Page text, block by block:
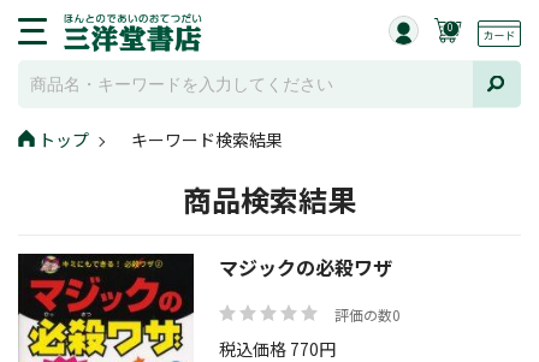
0
トップ キーワード検索結果
商品検索結果
マジックの必殺ワザ
評価の数0
税込価格 770円